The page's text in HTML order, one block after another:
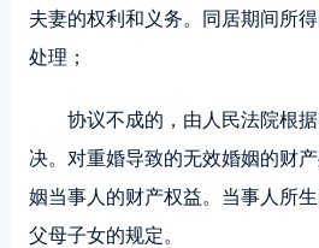
夫妻的权利和义务。同居期间所
处理；
协议不成的，由人民法院根
决。对重婚导致的无效婚姻的财
姻当事人的财产权益。当事人所
父母子女的规定。